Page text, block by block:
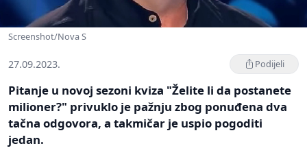
Screenshot/Nova S
27.09.2023. Podijeli
Pitanje u novoj sezoni kviza "Želite li da postanete
milioner?" privuklo je pažnju zbog ponuđena dva
tačna odgovora, a takmičar je uspio pogoditi
jedan.